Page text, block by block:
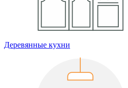
Деревянные кухни